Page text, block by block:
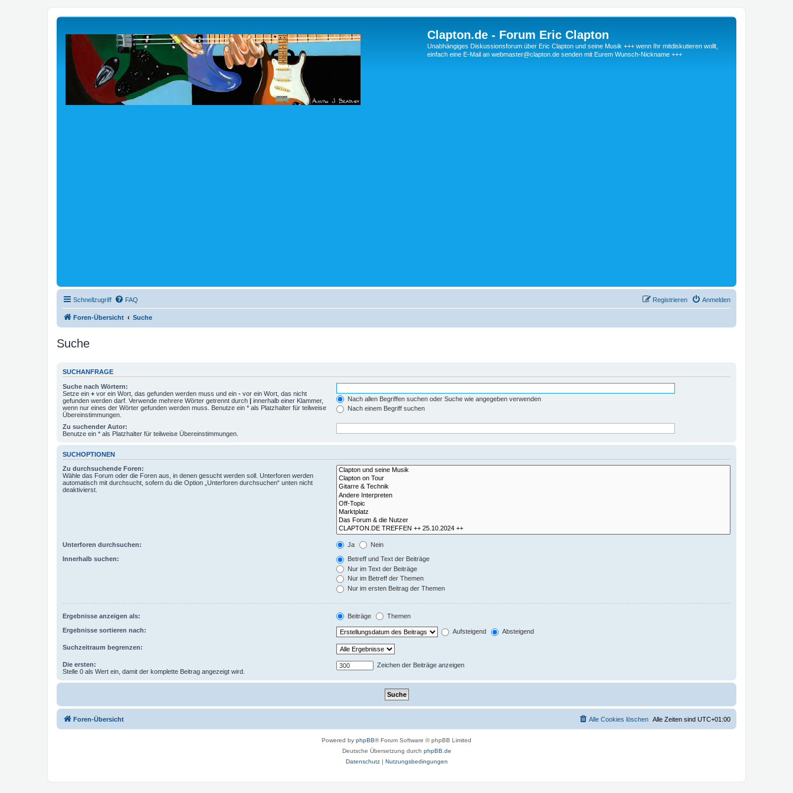
Clapton.de - Forum Eric Clapton
Unabhängiges Diskussionsforum über Eric Clapton und seine Musik +++ wenn Ihr mitdiskutieren wollt,
einfach eine E-Mail an webmaster@clapton.de senden mit Eurem Wunsch-Nickname +++
Schnellzugriff FAQ Anmelden
Registrieren
Foren-Übersicht Suche
Suche
SUCHANFRAGE
Suche nach Wörtern:
Setze ein + vor ein Wort, das gefunden werden muss und ein - vor ein Wort, das nicht
gefunden werden darf. Verwende mehrere Wörter getrennt durch | innerhalb einer Klammer,
wenn nur eines der Wörter gefunden werden muss. Benutze ein * als Platzhalter für teilweise
Übereinstimmungen.
Nach allen Begriffen suchen oder Suche wie angegeben verwenden
Nach einem Begriff suchen
Zu suchender Autor:
Benutze ein * als Platzhalter für teilweise Übereinstimmungen.
SUCHOPTIONEN
Zu durchsuchende Foren:
Wähle das Forum oder die Foren aus, in denen gesucht werden soll. Unterforen werden
automatisch mit durchsucht, sofern du die Option „Unterforen durchsuchen“ unten nicht
deaktivierst.
Unterforen durchsuchen: Ja Nein
Innerhalb suchen:
Betreff und Text der Beiträge
Nur im Text der Beiträge
Nur im Betreff der Themen
Nur im ersten Beitrag der Themen
Ergebnisse anzeigen als: Beiträge Themen
Ergebnisse sortieren nach: Aufsteigend Absteigend
Suchzeitraum begrenzen:
Die ersten:
Stelle 0 als Wert ein, damit der komplette Beitrag angezeigt wird.
Zeichen der Beiträge anzeigen
Foren-Übersicht Alle Zeiten sind UTC+01:00
Alle Cookies löschen
Powered by phpBB® Forum Software © phpBB Limited
Deutsche Übersetzung durch phpBB.de
Datenschutz| Nutzungsbedingungen